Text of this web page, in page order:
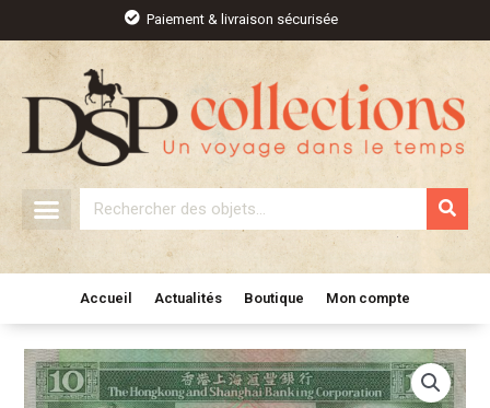
contenu
Paiement & livraison sécurisée
Rechercher
Accueil Actualités Boutique Mon compte